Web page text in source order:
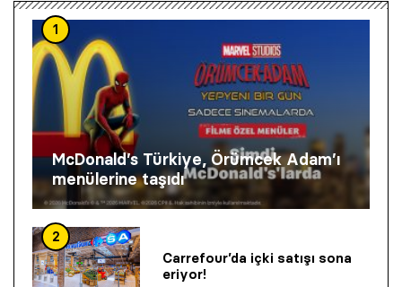
1
McDonald’s Türkiye, Örümcek Adam’ı
menülerine taşıdı
2
Carrefour’da içki satışı sona
eriyor!